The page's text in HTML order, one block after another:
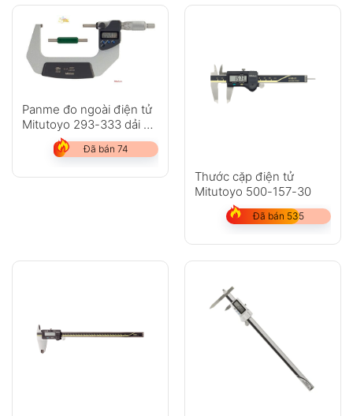
Panme đo ngoài điện tử
Mitutoyo 293-333 dải đo
75-100mm
Đã bán 74
Thước cặp điện tử
Mitutoyo 500-157-30
Đã bán 535